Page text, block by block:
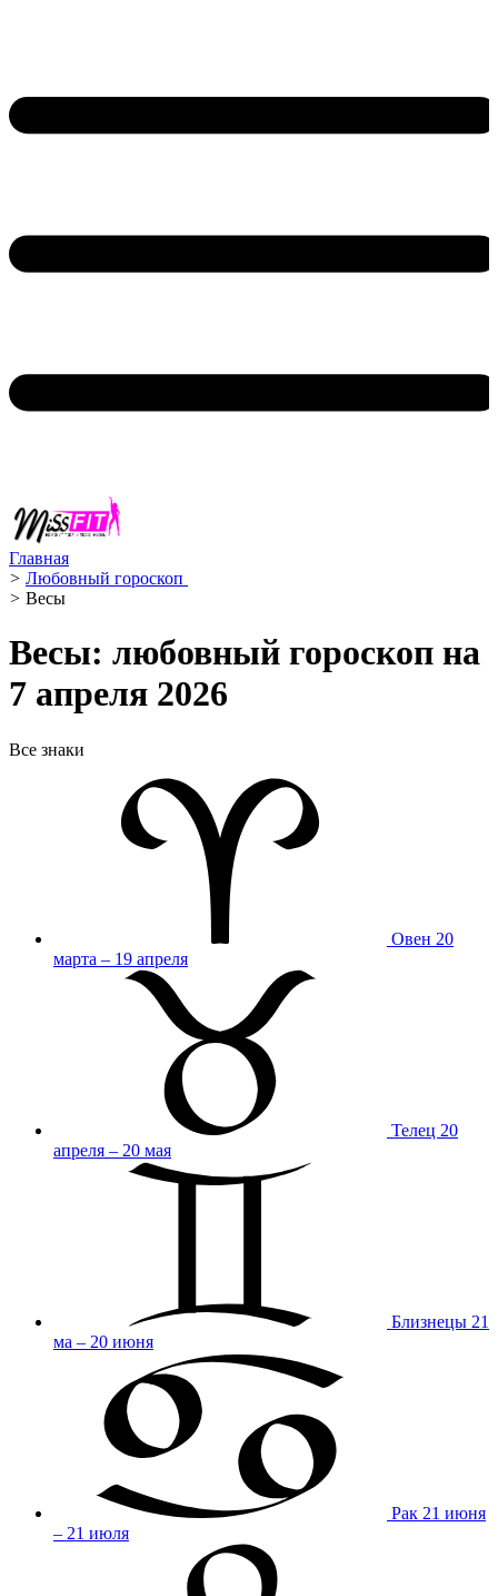
Главная
> Любовный гороскоп ️
> Весы ️
Весы: любовный гороскоп на
7 апреля 2026
Все знаки
Овен 20
марта – 19 апреля
Телец 20
апреля – 20 мая
Близнецы 21
ма – 20 июня
Рак 21 июня
– 21 июля